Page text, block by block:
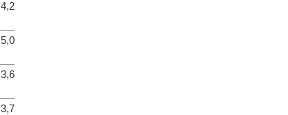
4,2
5,0
3,6
3,7